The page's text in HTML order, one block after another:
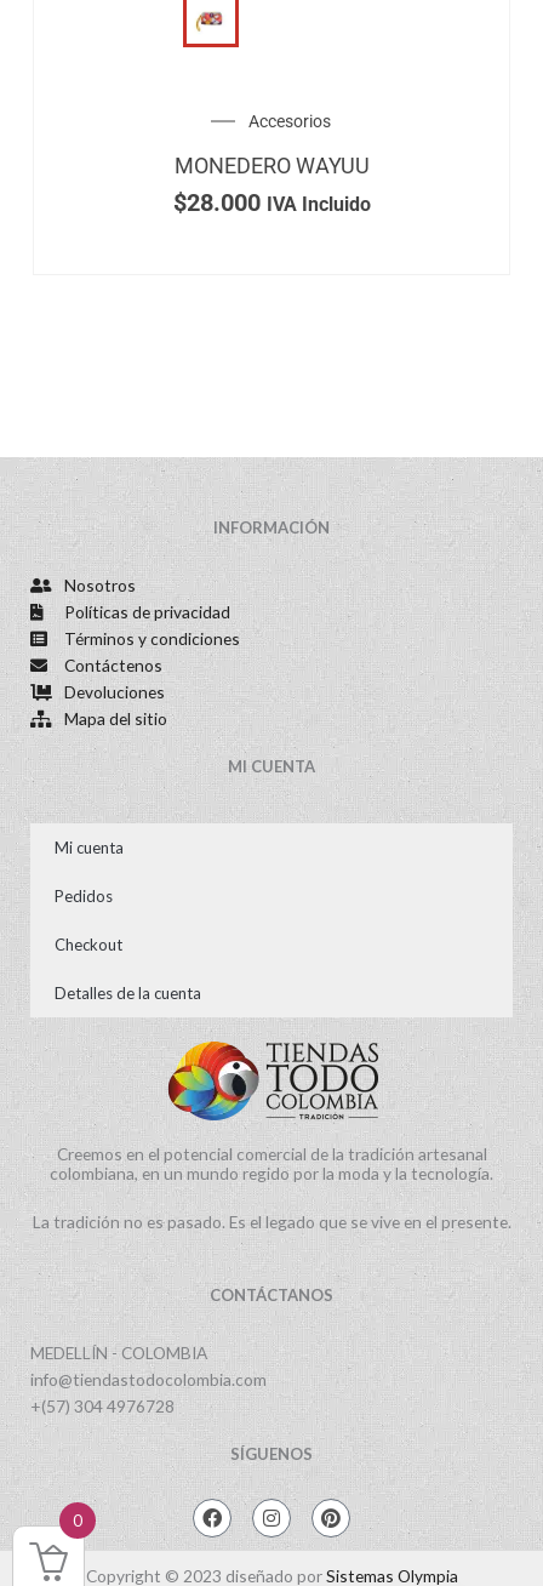
Accesorios
MONEDERO WAYUU
$28.000 IVA Incluido
INFORMACIÓN
Nosotros
Políticas de privacidad
Términos y condiciones
Contáctenos
Devoluciones
Mapa del sitio
MI CUENTA
Mi cuenta
Pedidos
Checkout
Detalles de la cuenta
Creemos en el potencial comercial de la tradición artesanal
colombiana, en un mundo regido por la moda y la tecnología.
La tradición no es pasado. Es el legado que se vive en el presente.
CONTÁCTANOS
MEDELLÍN - COLOMBIA
info@tiendastodocolombia.com
+(57) 304 4976728
SÍGUENOS
F
a
c
e
I
n
s
P
i
n
t
Copyright © 2023 diseñado porSistemas Olympia
0